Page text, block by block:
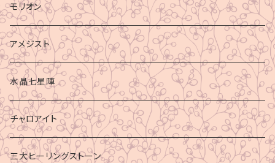
モリオン
アメジスト
水晶七星陣
チャロアイト
三大ヒーリングストーン